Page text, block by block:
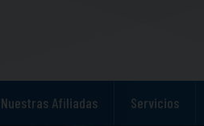
Nuestras Afiliadas Servicios